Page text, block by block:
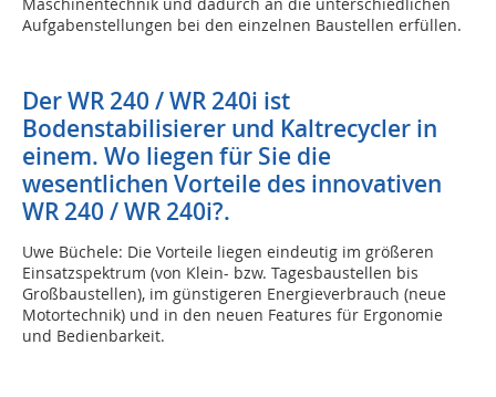
Maschinentechnik und dadurch an die unterschiedlichen
Aufgabenstellungen bei den einzelnen Baustellen erfüllen.
Der WR 240 / WR 240i ist
Bodenstabilisierer und Kaltrecycler in
einem. Wo liegen für Sie die
wesentlichen Vorteile des innovativen
WR 240 / WR 240i?.
Uwe Büchele: Die Vorteile liegen eindeutig im größeren
Einsatzspektrum (von Klein- bzw. Tagesbaustellen bis
Großbaustellen), im günstigeren Energieverbrauch (neue
Motortechnik) und in den neuen Features für Ergonomie
und Bedienbarkeit.